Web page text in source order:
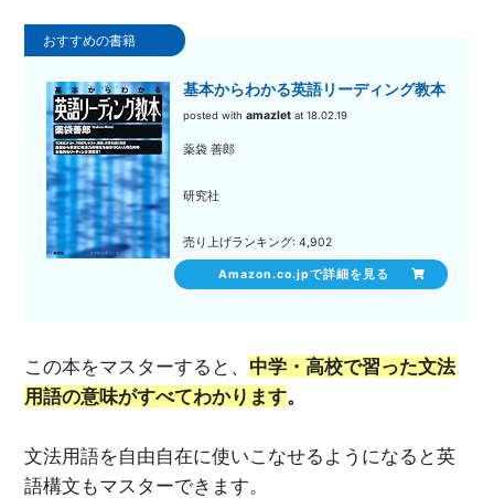
基本からわかる英語リーディング教本
posted withamazlet at 18.02.19
薬袋 善郎
研究社
売り上げランキング: 4,902
Amazon.co.jpで詳細を見る
この本をマスターすると、 中学・高校で習った文法
用語の意味がすべてわかります。
文法用語を自由自在に使いこなせるようになると英
語構文もマスターできます。